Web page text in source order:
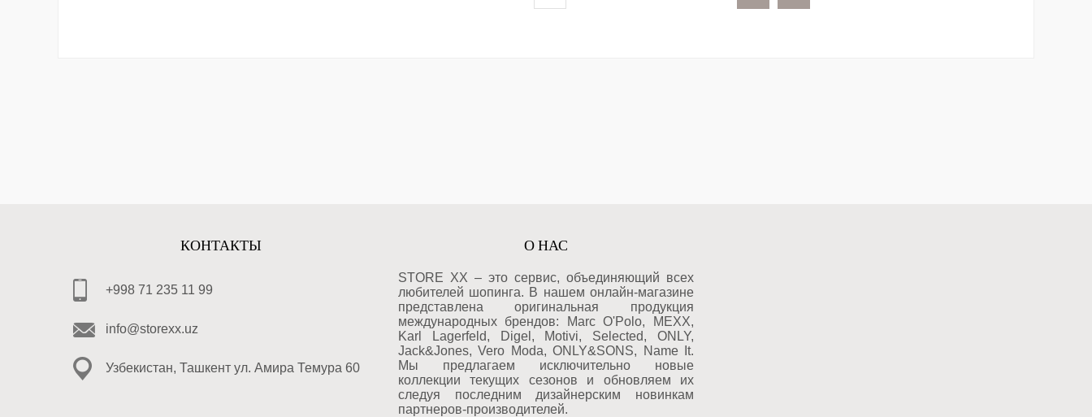
КОНТАКТЫ
+998 71 235 11 99
info@storexx.uz
Узбекистан, Ташкент ул. Амира Темура 60
О НАС
STORE XX – это сервис, объединяющий всех
любителей шопинга. В нашем онлайн-магазине
представлена оригинальная продукция
международных брендов: Marc O'Polo, MEXX,
Karl Lagerfeld, Digel, Motivi, Selected, ONLY,
Jack&Jones, Vero Moda, ONLY&SONS, Name It.
Мы предлагаем исключительно новые
коллекции текущих сезонов и обновляем их
следуя последним дизайнерским новинкам
партнеров-производителей.